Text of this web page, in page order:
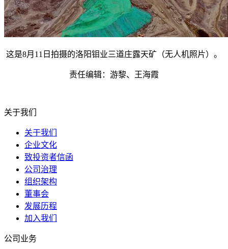
这是8月11日拍摄的洛阳钼业三道庄露天矿（无人机照片）。
责任编辑：游黎、王海霞
关于我们
关于我们
企业文化
致投资者信函
公司治理
组织架构
董事会
发展历程
加入我们
公司业务